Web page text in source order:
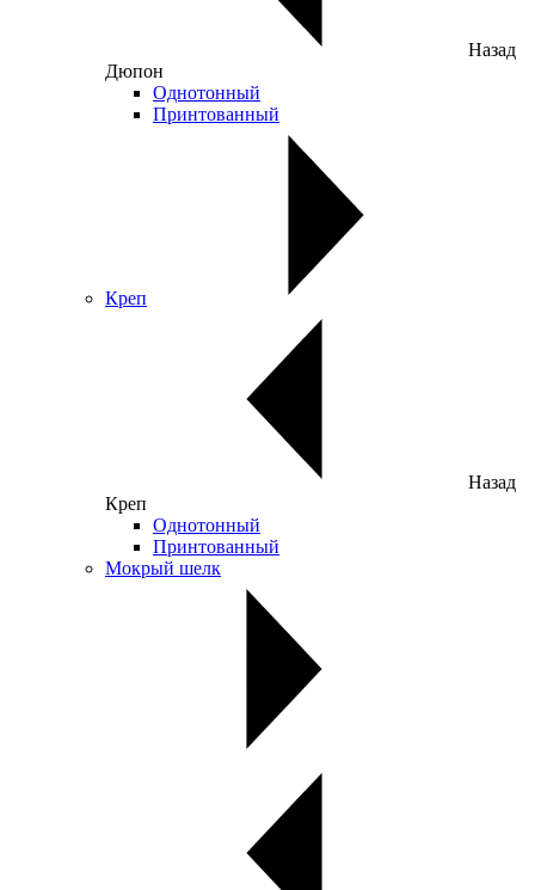
Назад
Дюпон
Однотонный
Принтованный
Креп
Назад
Креп
Однотонный
Принтованный
Мокрый шелк